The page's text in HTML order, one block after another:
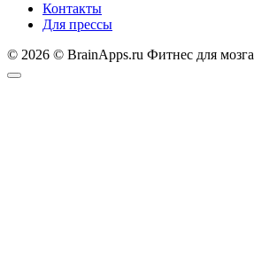
Контакты
Для прессы
© 2026 © BrainApps.ru Фитнес для мозга